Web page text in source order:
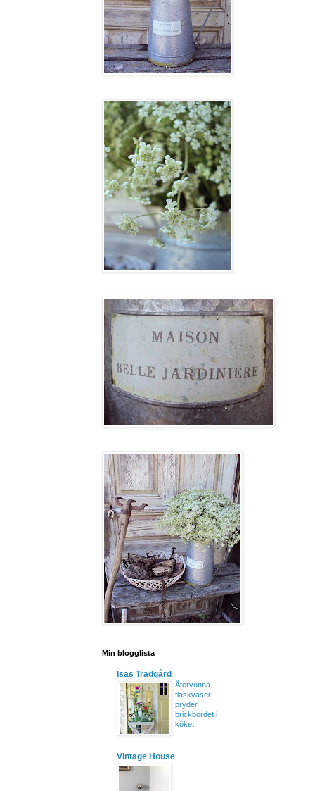
Min blogglista
Isas Trädgård
Återvunna
flaskvaser
pryder
brickbordet i
köket
Vintage House